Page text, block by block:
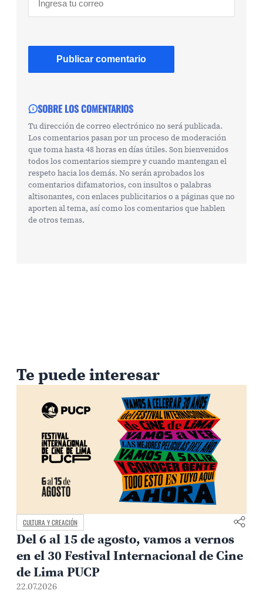
SOBRE LOS COMENTARIOS
Tu dirección de correo electrónico no será publicada.
Los comentarios pasan por un proceso de moderación
que toma hasta 48 horas en días útiles. Son bienvenidos
todos los comentarios siempre y cuando mantengan el
respeto hacia los demás. No serán aprobados los
comentarios difamatorios, con insultos o palabras
altisonantes, con enlaces publicitarios o a páginas que no
aporten al tema, así como los comentarios que hablen
de otros temas.
Te puede interesar
vamos a vernos
de Cine
Estudio revela que
cooperación entre